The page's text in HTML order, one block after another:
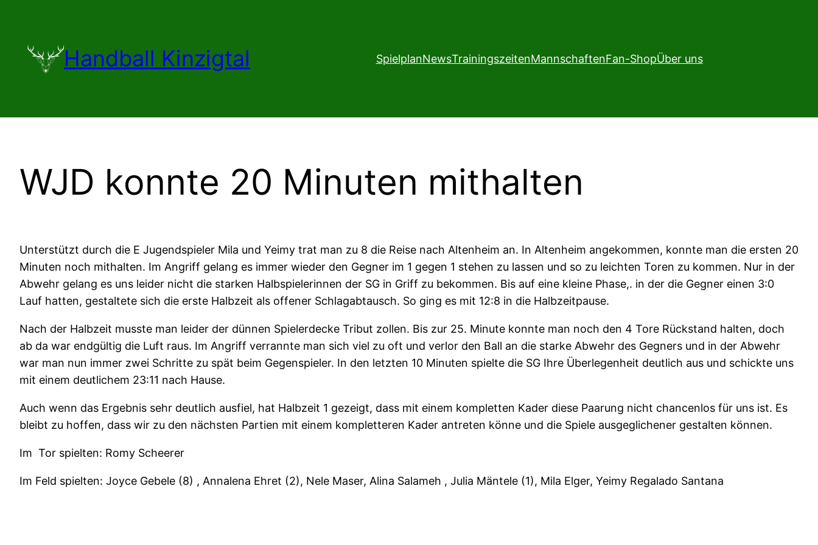
Handball Kinzigtal SpielplanNewsTrainingszeitenMannschaftenFan-ShopÜber uns
WJD konnte 20 Minuten mithalten
Unterstützt durch die E Jugendspieler Mila und Yeimy trat man zu 8 die Reise nach Altenheim an. In Altenheim angekommen, konnte man die ersten 20
Minuten noch mithalten. Im Angriff gelang es immer wieder den Gegner im 1 gegen 1 stehen zu lassen und so zu leichten Toren zu kommen. Nur in der
Abwehr gelang es uns leider nicht die starken Halbspielerinnen der SG in Griff zu bekommen. Bis auf eine kleine Phase,. in der die Gegner einen 3:0
Lauf hatten, gestaltete sich die erste Halbzeit als offener Schlagabtausch. So ging es mit 12:8 in die Halbzeitpause.
Nach der Halbzeit musste man leider der dünnen Spielerdecke Tribut zollen. Bis zur 25. Minute konnte man noch den 4 Tore Rückstand halten, doch
ab da war endgültig die Luft raus. Im Angriff verrannte man sich viel zu oft und verlor den Ball an die starke Abwehr des Gegners und in der Abwehr
war man nun immer zwei Schritte zu spät beim Gegenspieler. In den letzten 10 Minuten spielte die SG Ihre Überlegenheit deutlich aus und schickte uns
mit einem deutlichem 23:11 nach Hause.
Auch wenn das Ergebnis sehr deutlich ausfiel, hat Halbzeit 1 gezeigt, dass mit einem kompletten Kader diese Paarung nicht chancenlos für uns ist. Es
bleibt zu hoffen, dass wir zu den nächsten Partien mit einem kompletteren Kader antreten könne und die Spiele ausgeglichener gestalten können.
Im Tor spielten: Romy Scheerer
Im Feld spielten: Joyce Gebele (8) , Annalena Ehret (2), Nele Maser, Alina Salameh , Julia Mäntele (1), Mila Elger, Yeimy Regalado Santana